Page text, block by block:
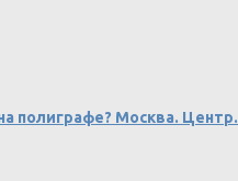
полиграфе? Москва. Центр.